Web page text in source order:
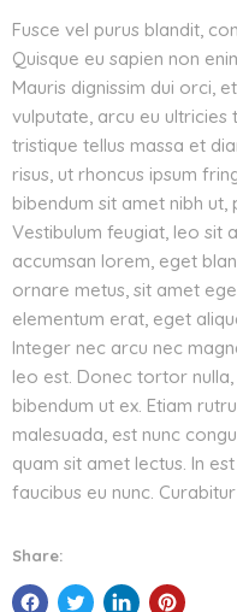
Fusce vel purus blandit,
Quisque eu sapien non
Mauris dignissim dui orci,
vulputate, arcu eu
tristique tellus massa et
risus, ut rhoncus ipsum
bibendum sit amet nibh
Vestibulum feugiat, leo sit
accumsan lorem, eget
ornare metus, sit amet
elementum erat, eget
Integer nec arcu nec
leo est. Donec tortor
bibendum ut ex. Etiam
malesuada, est nunc
quam sit amet lectus. In
faucibus eu nunc.
Share: